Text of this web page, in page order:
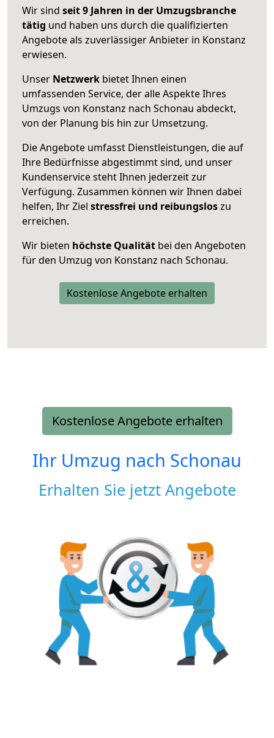
Wir sind seit 9 Jahren in der Umzugsbranche
tätig und haben uns durch die qualifizierten
Angebote als zuverlässiger Anbieter in Konstanz
erwiesen.
Unser Netzwerk bietet Ihnen einen
umfassenden Service, der alle Aspekte Ihres
Umzugs von Konstanz nach Schonau abdeckt,
von der Planung bis hin zur Umsetzung.
Die Angebote umfasst Dienstleistungen, die auf
Ihre Bedürfnisse abgestimmt sind, und unser
Kundenservice steht Ihnen jederzeit zur
Verfügung. Zusammen können wir Ihnen dabei
helfen, Ihr Ziel stressfrei und reibungsloszu
erreichen.
Wir bieten höchste Qualität bei den Angeboten
für den Umzug von Konstanz nach Schonau.
Kostenlose Angebote erhalten
Kostenlose Angebote erhalten
Ihr Umzug nach Schonau
Erhalten Sie jetzt Angebote